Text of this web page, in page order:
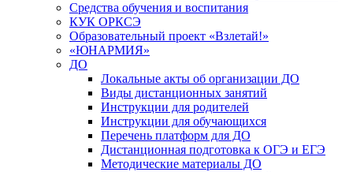
Средства обучения и воспитания
КУК ОРКСЭ
Образовательный проект «Взлетай!»
«ЮНАРМИЯ»
ДО
Локальные акты об организации ДО
Виды дистанционных занятий
Инструкции для родителей
Инструкции для обучающихся
Перечень платформ для ДО
Дистанционная подготовка к ОГЭ и ЕГЭ
Методические материалы ДО